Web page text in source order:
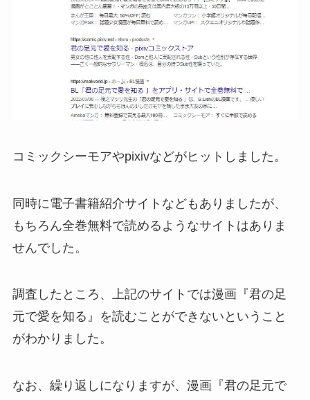
コミックシーモアやpixivなどがヒットしました。
同時に電子書籍紹介サイトなどもありましたが、
もちろん全巻無料で読めるようなサイトはありま
せんでした。
調査したところ、上記のサイトでは漫画『君の足
元で愛を知る』を読むことができないということ
がわかりました。
なお、繰り返しになりますが、漫画『君の足元で